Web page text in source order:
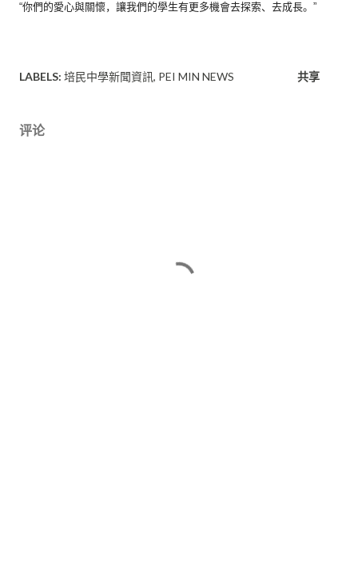
“你們的愛心與關懷，讓我們的學生有更多機會去探索、去成長。”
LABELS: 培民中學新聞資訊 PEI MIN NEWS 共享
评论